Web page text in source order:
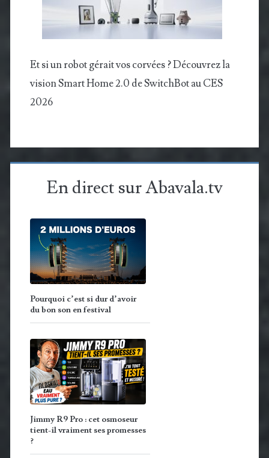
Et si un robot gérait vos corvées ? Découvrez la
vision Smart Home 2.0 de SwitchBot au CES
2026
En direct sur Abavala.tv
Pourquoi c’est si dur d’avoir
du bon son en festival
Jimmy R9 Pro : cet osmoseur
tient-il vraiment ses promesses
?